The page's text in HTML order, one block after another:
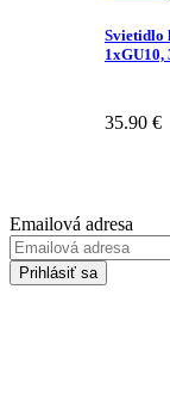
Svietidlo
1xGU10,
35.90 €
Emailová adresa
Prihlásiť sa